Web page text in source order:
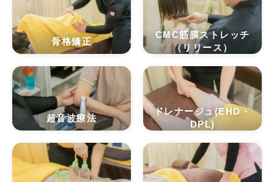
骨格矯正
CMC筋膜ストレッチ
（リリース）
超音波療法
ドレナージュ(EHD・
DPL)